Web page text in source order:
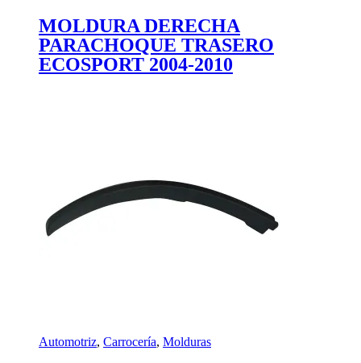
MOLDURA DERECHA
PARACHOQUE TRASERO
ECOSPORT 2004-2010
Automotriz, Carrocería, Molduras